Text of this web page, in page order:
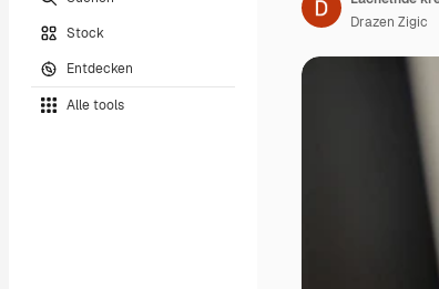
Stock
Entdecken
Alle tools
Drazen Zigic